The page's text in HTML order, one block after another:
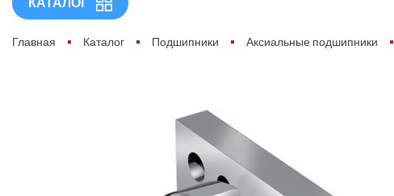
Главная Каталог Подшипники Аксиальные подшипники